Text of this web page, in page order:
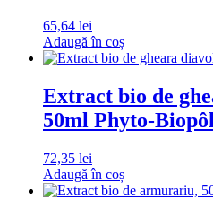
65,64 lei
Adaugă în coș
Extract bio de
50ml Phyto-
72,35 lei
Adaugă în coș